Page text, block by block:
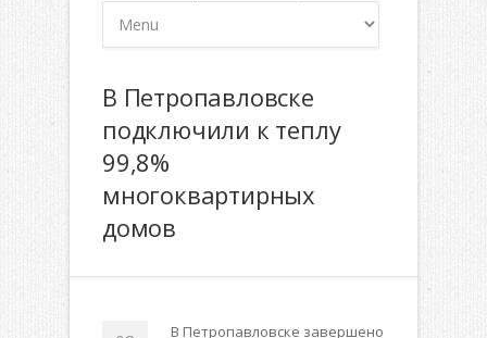
В Петропавловске
подключили к теплу
99,8%
многоквартирных
домов
В Петропавловске завершено